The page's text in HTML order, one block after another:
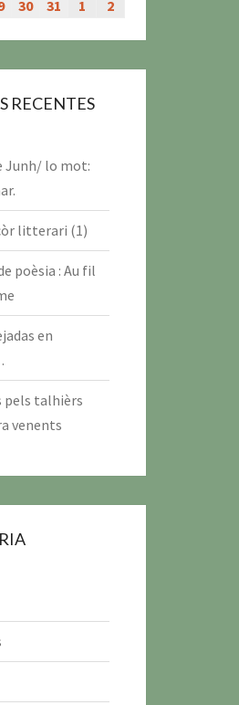
juilletjuillet juillet juillet
29303031 1 22
RECENTES
Junh/ lo mot:
litterari (1)
poèsia : Au fil
en
pels talhièrs
venents